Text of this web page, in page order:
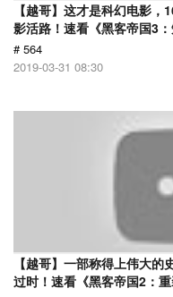
【越哥】这才是科幻电影
影活路！速看《黑客帝国3：
# 564
2019-03-31 08:30
【越哥】一部称得上伟大
过时！速看《黑客帝国2：重